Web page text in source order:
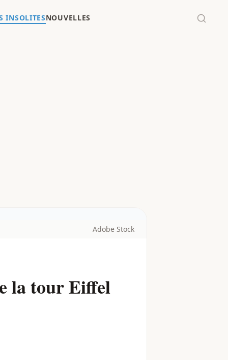
INSOLITESNOUVELLES
Adobe Stock
la tour Eiffel